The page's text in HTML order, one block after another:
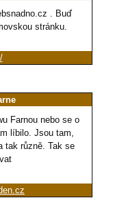
. Buď
stránku.
Farnou nebo se o
líbilo. Jsou tam,
tak různě. Tak se